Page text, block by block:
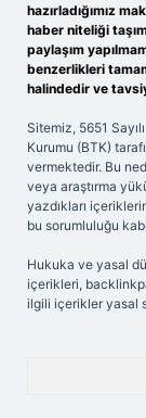
hazırladığımız
haber niteliği
paylaşım
benzerlikleri
halindedir ve
Sitemiz, 5651
Kurumu (BTK)
vermektedir. Bu
veya araştırma
yazdıkları
bu sorumluluğu
Hukuka ve yasal
içerikleri,
ilgili içerikler yasal